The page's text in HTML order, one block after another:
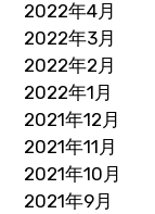
2022年4月
2022年3月
2022年2月
2022年1月
2021年12月
2021年11月
2021年10月
2021年9月